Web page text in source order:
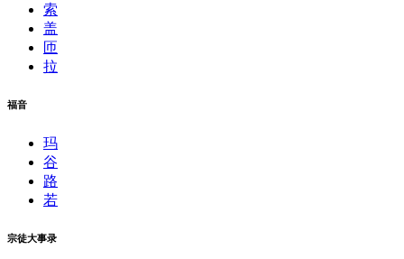
索
盖
匝
拉
福音
玛
谷
路
若
宗徒大事录